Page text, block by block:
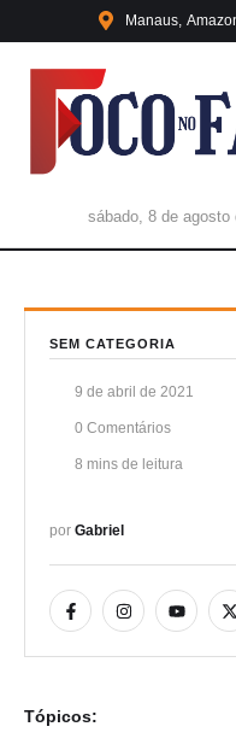
Manaus
sábado, 8 de agosto
SEM CATEGORIA
9 de abril de 2021
0 Comentários
8 mins de leitura
por Gabriel
Tópicos: